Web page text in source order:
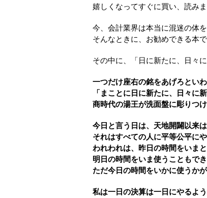
嬉しくなってすぐに買い、読みま
今、会計業界は本当に混迷の体を
そんなときに、お勧めできる本で
その中に、「日に新たに、日々
一つだけ座右の銘をあげろとい
「まことに日に新たに、日々に
商時代の湯王が洗面盤に彫りつ
今日と言う日は、天地開闢以来
それはすべての人に平等公平にや
われわれは、昨日の時間をいま
明日の時間をいま使うこともでき
ただ今日の時間をいかに使うか
私は一日の決算は一日にやるよう